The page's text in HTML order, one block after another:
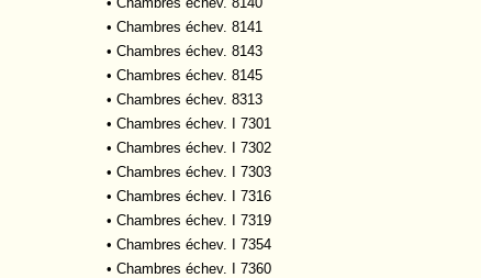
• Chambres échev. 8141
• Chambres échev. 8143
• Chambres échev. 8145
• Chambres échev. 8313
• Chambres échev. I 7301
• Chambres échev. I 7302
• Chambres échev. I 7303
• Chambres échev. I 7316
• Chambres échev. I 7319
• Chambres échev. I 7354
• Chambres échev. I 7360